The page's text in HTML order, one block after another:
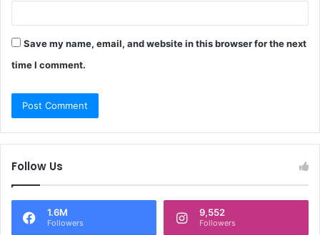
Save my name, email, and website in this browser for the next
time I comment.
Follow Us
1.6M
Followers
9,552
Followers